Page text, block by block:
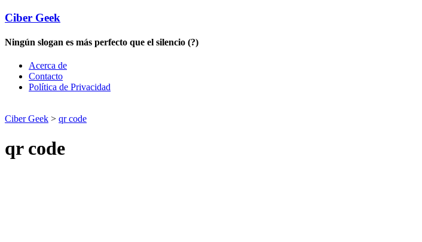
Ciber Geek
Ningún slogan es más perfecto que el silencio (?)
Acerca de
Contacto
Política de Privacidad
Ciber Geek > qr code
qr code